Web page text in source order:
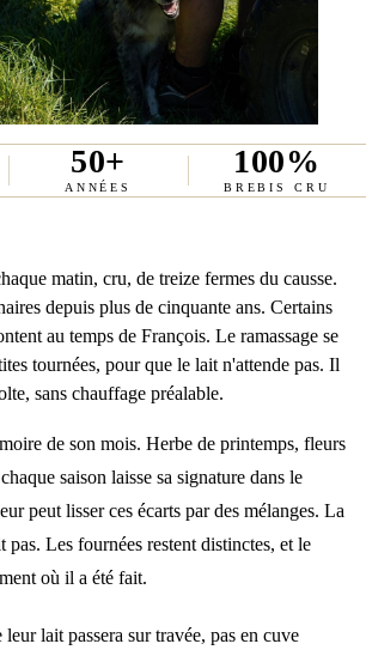
50+
ANNÉES
100%
BREBIS CRU
matin, cru, de treize fermes du causse.
depuis plus de cinquante ans. Certains
au temps de François. Le ramassage se
tournées, pour que le lait n'attende pas. Il
sans chauffage préalable.
de son mois. Herbe de printemps, fleurs
saison laisse sa signature dans le
peut lisser ces écarts par des mélanges. La
pas. Les fournées restent distinctes, et le
où il a été fait.
lait passera sur travée, pas en cuve